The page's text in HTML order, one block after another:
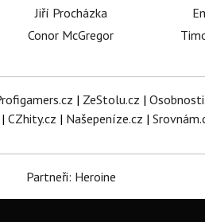
Jiří Procházka
Conor McGregor
| ZeStolu.cz |
| CZhity.cz | Našepeníze.cz |
Partneři: Heroine